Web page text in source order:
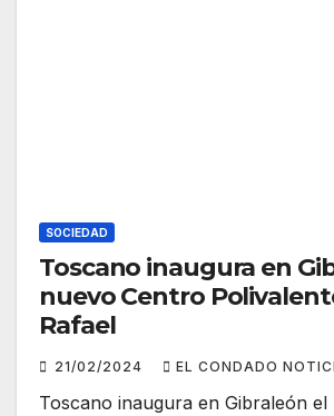
SOCIEDAD
Toscano inaugura en
nuevo Centro
Rafael
21/02/2024 EL CONDADO
Toscano inaugura en Gibraleón